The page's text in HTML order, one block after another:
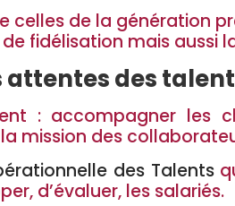
celles de la génération
fidélisation mais aussi
attentes des
: accompagner les
mission des
des Talents
d’évaluer, les salariés.